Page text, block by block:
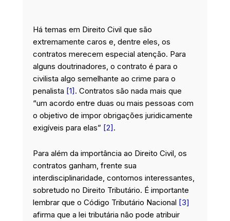
Há temas em Direito Civil que são
extremamente caros e, dentre eles, os
contratos merecem especial atenção. Para
alguns doutrinadores, o contrato é para o
civilista algo semelhante ao crime para o
penalista [1]. Contratos são nada mais que
“um acordo entre duas ou mais pessoas com
o objetivo de impor obrigações juridicamente
exigíveis para elas” [2].
Para além da importância ao Direito Civil, os
contratos ganham, frente sua
interdisciplinaridade, contornos interessantes,
sobretudo no Direito Tributário. É importante
lembrar que o Código Tributário Nacional [3]
afirma que a lei tributária não pode atribuir